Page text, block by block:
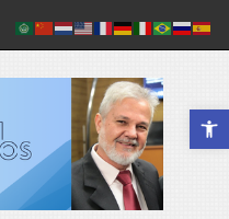
Abrir a